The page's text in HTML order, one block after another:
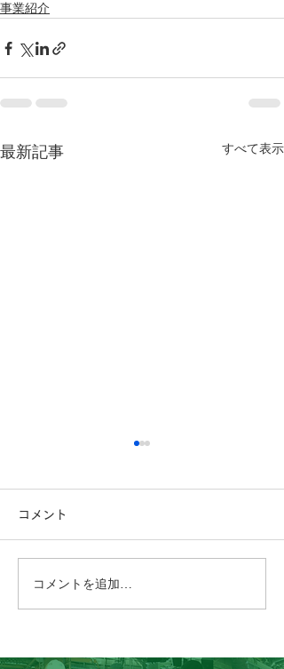
事業紹介
最新記事 すべて表示
こんにちは、広報担当のH
コメント
コメントを追加…